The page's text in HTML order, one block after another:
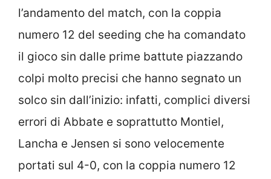
l’andamento del match, con la coppia
numero 12 del seeding che ha comandato
il gioco sin dalle prime battute piazzando
colpi molto precisi che hanno segnato un
solco sin dall’inizio: infatti, complici diversi
errori di Abbate e soprattutto Montiel,
Lancha e Jensen si sono velocemente
portati sul 4-0, con la coppia numero 12